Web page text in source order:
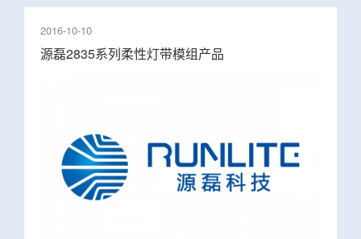
2016-10-10
源磊2835系列柔性灯带模组产品